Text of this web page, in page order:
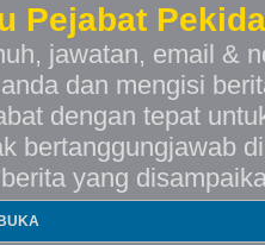
Pejabat
jawatan, email &
dan mengisi
dengan tepat
bertanggungjawab
yang